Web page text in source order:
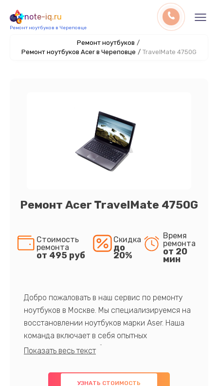
note-iq.ru
Ремонт ноутбуков в Череповце
Ремонт ноутбуков /
Ремонт ноутбуков Acer в Череповце / TravelMate 4750G
Ремонт Acer TravelMate 4750G
Стоимость
ремонта
от 495 руб
Скидка
до
20%
Время
ремонта
от 20
мин
Добро пожаловать в наш сервис по ремонту
ноутбуков в Москве. Мы специализируемся на
восстановлении ноутбуков марки Aser. Наша
команда включает в себя опытных
профессионалов с обширными знаниями и
предлагаем быстрый и качественный ремонт с
УЗНАТЬ СТОИМОСТЬ